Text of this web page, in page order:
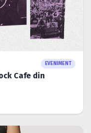
EVENIMENT
Cafe din